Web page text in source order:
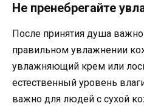
Не пренебрегайте
После принятия душа
правильном увлажнении
увлажняющий крем или
естественный уровень
важно для людей с сухой